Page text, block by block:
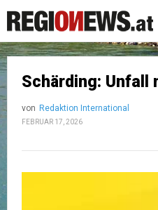
Schärding: Unfall
von Redaktion International
FEBRUAR 17, 2026